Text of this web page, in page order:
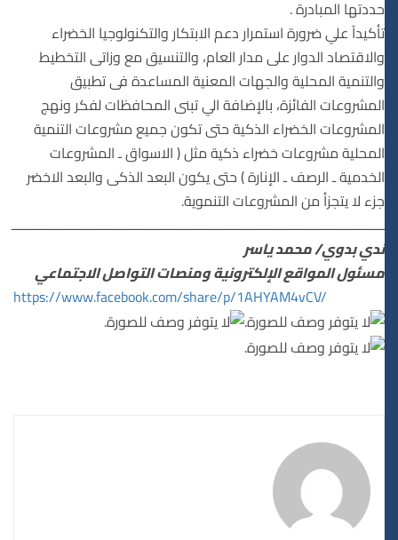
حددتها المبادرة .
تأكيداً علي ضرورة استمرار دعم الابتكار والتكنولوجيا الخضراء
والاقتصاد الدوار على مدار العام، والتنسيق مع وزاتى التخطيط
والتنمية المحلية والجهات المعنية المساعدة فى تطبيق
المشروعات الفائزة، بالإضافة الي تبنى المحافظات لفكر ونهج
المشروعات الخضراء الذكية حتى تكون جميع مشروعات التنمية
المحلية مشروعات خضراء ذكية مثل ( الاسواق ـ المشروعات
الخدمية ـ الرصف ـ الإنارة ) حتى يكون البعد الذكى والبعد الاخضر
جزء لا يتجزأ من المشروعات التنموية.
ـــــــــــــــــــــــــــــــــــــــــــــــــــــــــــــــــــــــــــــــــــــــــــــــــــــــــ
ندي بدوي/ محمد ياسر
مسئول المواقع الإلكترونية ومنصات التواصل الاجتماعي
https://www.facebook.com/share/p/1AHYAM4vCV/